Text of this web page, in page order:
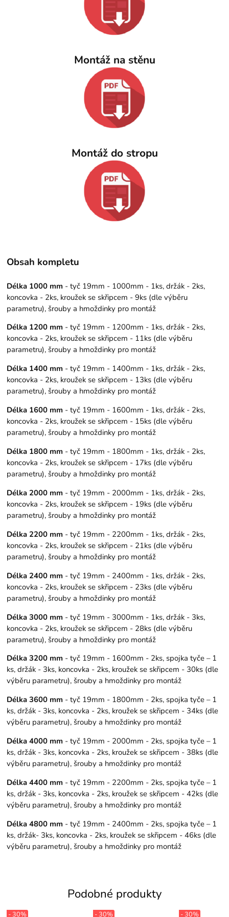
Montáž na stěnu
Montáž do stropu
Obsah kompletu
Délka 1000 mm - tyč 19mm - 1000mm - 1ks, držák - 2ks,
koncovka - 2ks, kroužek se skřipcem - 9ks (dle výběru
parametru), šrouby a hmoždinky pro montáž
Délka 1200 mm - tyč 19mm - 1200mm - 1ks, držák - 2ks,
koncovka - 2ks, kroužek se skřipcem - 11ks (dle výběru
parametru), šrouby a hmoždinky pro montáž
Délka 1400 mm - tyč 19mm - 1400mm - 1ks, držák - 2ks,
koncovka - 2ks, kroužek se skřipcem - 13ks (dle výběru
parametru), šrouby a hmoždinky pro montáž
Délka 1600 mm - tyč 19mm - 1600mm - 1ks, držák - 2ks,
koncovka - 2ks, kroužek se skřipcem - 15ks (dle výběru
parametru), šrouby a hmoždinky pro montáž
Délka 1800 mm - tyč 19mm - 1800mm - 1ks, držák - 2ks,
koncovka - 2ks, kroužek se skřipcem - 17ks (dle výběru
parametru), šrouby a hmoždinky pro montáž
Délka 2000 mm - tyč 19mm - 2000mm - 1ks, držák - 2ks,
koncovka - 2ks, kroužek se skřipcem - 19ks (dle výběru
parametru), šrouby a hmoždinky pro montáž
Délka 2200 mm - tyč 19mm - 2200mm - 1ks, držák - 2ks,
koncovka - 2ks, kroužek se skřipcem - 21ks (dle výběru
parametru), šrouby a hmoždinky pro montáž
Délka 2400 mm - tyč 19mm - 2400mm - 1ks, držák - 2ks,
koncovka - 2ks, kroužek se skřipcem - 23ks (dle výběru
parametru), šrouby a hmoždinky pro montáž
Délka 3000 mm - tyč 19mm - 3000mm - 1ks, držák - 3ks,
koncovka - 2ks, kroužek se skřipcem - 28ks (dle výběru
parametru), šrouby a hmoždinky pro montáž
Délka 3200 mm - tyč 19mm - 1600mm - 2ks, spojka tyče – 1
ks, držák - 3ks, koncovka - 2ks, kroužek se skřipcem - 30ks (dle
výběru parametru), šrouby a hmoždinky pro montáž
Délka 3600 mm - tyč 19mm - 1800mm - 2ks, spojka tyče – 1
ks, držák - 3ks, koncovka - 2ks, kroužek se skřipcem - 34ks (dle
výběru parametru), šrouby a hmoždinky pro montáž
Délka 4000 mm - tyč 19mm - 2000mm - 2ks, spojka tyče – 1
ks, držák - 3ks, koncovka - 2ks, kroužek se skřipcem - 38ks (dle
výběru parametru), šrouby a hmoždinky pro montáž
Délka 4400 mm - tyč 19mm - 2200mm - 2ks, spojka tyče – 1
ks, držák - 3ks, koncovka - 2ks, kroužek se skřipcem - 42ks (dle
výběru parametru), šrouby a hmoždinky pro montáž
Délka 4800 mm - tyč 19mm - 2400mm - 2ks, spojka tyče – 1
ks, držák- 3ks, koncovka - 2ks, kroužek se skřipcem - 46ks (dle
výběru parametru), šrouby a hmoždinky pro montáž
Podobné produkty
- 30% - 30% - 30%